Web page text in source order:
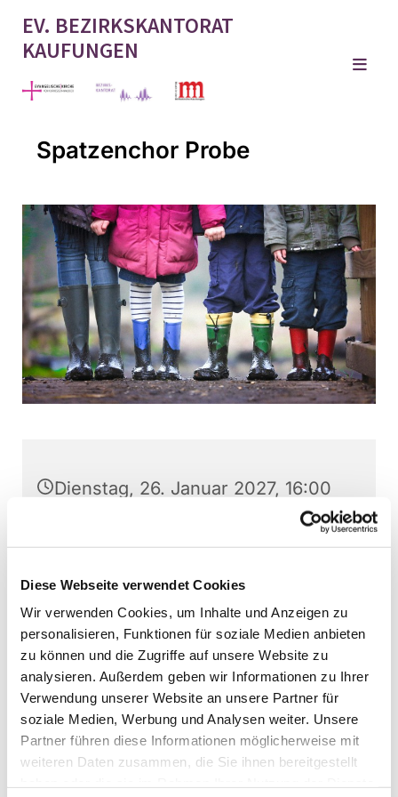
Diese Webseite verwendet Cookies
Wir verwenden Cookies, um Inhalte und Anzeigen zu
personalisieren, Funktionen für soziale Medien anbieten
zu können und die Zugriffe auf unsere Website zu
analysieren. Außerdem geben wir Informationen zu Ihrer
Verwendung unserer Website an unsere Partner für
soziale Medien, Werbung und Analysen weiter. Unsere
Partner führen diese Informationen möglicherweise mit
weiteren Daten zusammen, die Sie ihnen bereitgestellt
EV. BEZIRKSKANTORAT
KAUFUNGEN
Spatzenchor Probe
Dienstag, 26. Januar 2027, 16:00
Schulstr. 22, 34260 Kaufungen
Spatzenchor Kaufungen, Martin
Baumann (Leitung)
Interessierte Kinder können jederzeit - außer